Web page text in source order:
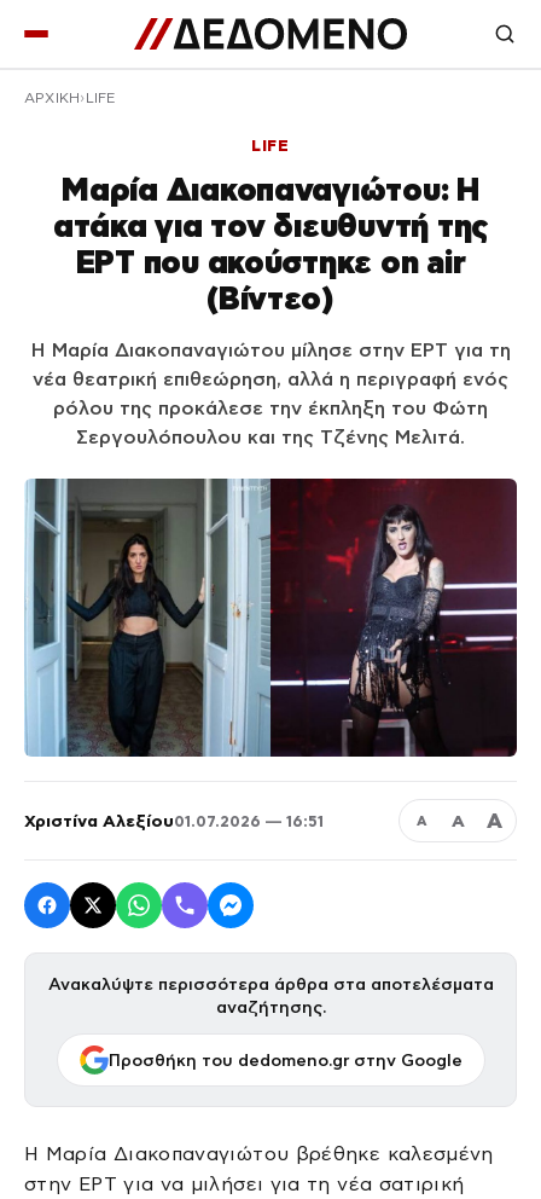
ΑΡΧΙΚΉ LIFE
LIFE
Μαρία Διακοπαναγιώτου: Η
ατάκα για τον διευθυντή της
ΕΡΤ που ακούστηκε on air
(Βίντεο)
Η Μαρία Διακοπαναγιώτου μίλησε στην ΕΡΤ για τη
νέα θεατρική επιθεώρηση, αλλά η περιγραφή ενός
ρόλου της προκάλεσε την έκπληξη του Φώτη
Σεργουλόπουλου και της Τζένης Μελιτά.
Χριστίνα Αλεξίου01.07.2026 — 16:51 Α Α Α
Ανακαλύψτε περισσότερα άρθρα στα αποτελέσματα
αναζήτησης.
Προσθήκη του dedomeno.gr στην Google
Η Μαρία Διακοπαναγιώτου βρέθηκε καλεσμένη
στην ΕΡΤ για να μιλήσει για τη νέα σατιρική